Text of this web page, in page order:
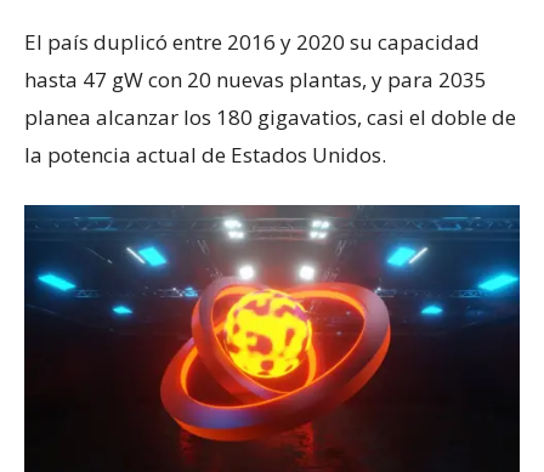
El país duplicó entre 2016 y 2020 su capacidad
hasta 47 gW con 20 nuevas plantas, y para 2035
planea alcanzar los 180 gigavatios, casi el doble de
la potencia actual de Estados Unidos.